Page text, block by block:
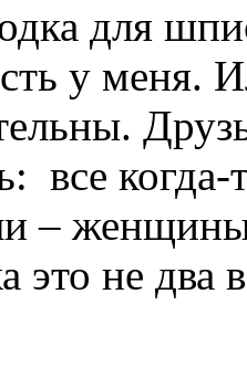
для
у меня.
все
–
это не два